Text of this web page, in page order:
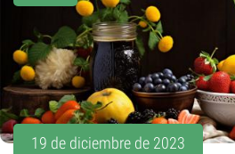
19 de diciembre de 2023